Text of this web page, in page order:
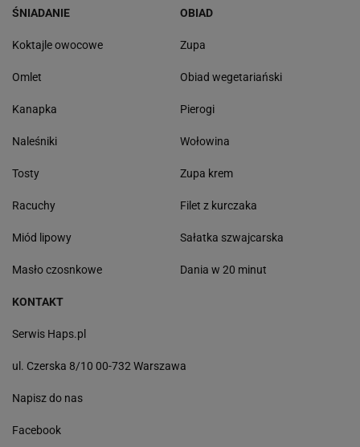
ŚNIADANIE
Koktajle owocowe
Omlet
Kanapka
Naleśniki
Tosty
Racuchy
Miód lipowy
Masło czosnkowe
OBIAD
Zupa
Obiad wegetariański
Pierogi
Wołowina
Zupa krem
Filet z kurczaka
Sałatka szwajcarska
Dania w 20 minut
KONTAKT
Serwis Haps.pl
ul. Czerska 8/10 00-732 Warszawa
Napisz do nas
Facebook